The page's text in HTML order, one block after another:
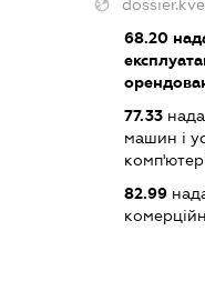
68.20
77.33
машин і
82.99